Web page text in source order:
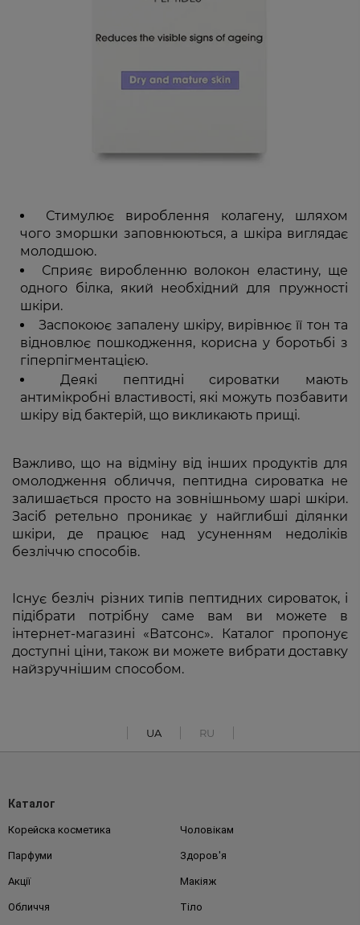
Стимулює вироблення колагену, шляхом
чого зморшки заповнюються, а шкіра виглядає
молодшою.
Сприяє виробленню волокон еластину, ще
одного білка, який необхідний для пружності
шкіри.
Заспокоює запалену шкіру, вирівнює її тон та
відновлює пошкодження, корисна у боротьбі з
гіперпігментацією.
Деякі пептидні сироватки мають
антимікробні властивості, які можуть позбавити
шкіру від бактерій, що викликають прищі.
Важливо, що на відміну від інших продуктів для
омолодження обличчя, пептидна сироватка не
залишається просто на зовнішньому шарі шкіри.
Засіб ретельно проникає у найглибші ділянки
шкіри, де працює над усуненням недоліків
безліччю способів.
Існує безліч різних типів пептидних сироваток, і
підібрати потрібну саме вам ви можете в
інтернет-магазині «Ватсонс». Каталог пропонує
доступні ціни, також ви можете вибрати доставку
найзручнішим способом.
UA RU
Каталог
Корейска косметика Чоловікам
Парфуми Здоров'я
Акції Макіяж
Обличчя Тіло